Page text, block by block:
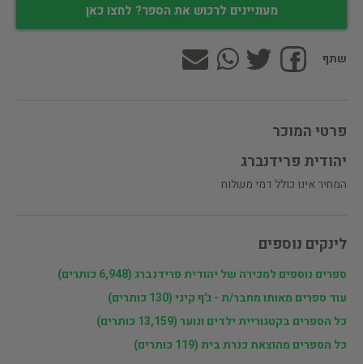
מעוניינים לרכוש את הספר? לחצו כאן
שתף
פרטי המוכר
יהודית פרידנברג
המחיר אינו כולל דמי משלוח
לינקים נוספים
ספרים נוספים למכירה של יהודית פרידנברג (6,948 כותרים)
עוד ספרים מאותו מחבר/ת - ג'ף קיני (130 כותרים)
כל הספרים בקטגוריית ילדים ונוער (13,159 כותרים)
כל הספרים מהוצאת כנרת בית (119 כותרים)